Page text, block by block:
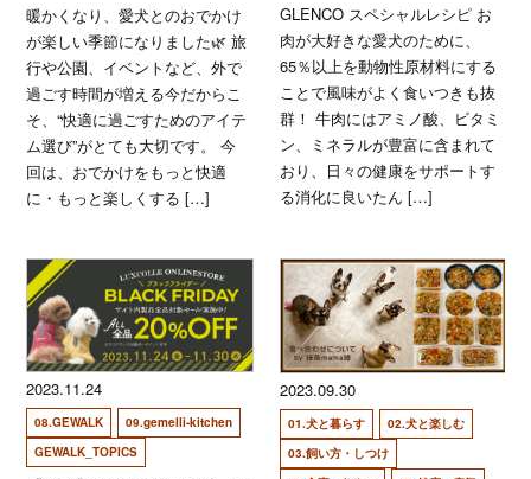
暖かくなり、愛犬とのおでかけ
が楽しい季節になりました🌿 旅
行や公園、イベントなど、外で
過ごす時間が増える今だからこ
そ、“快適に過ごすためのアイテ
ム選び”がとても大切です。 今
回は、おでかけをもっと快適
に・もっと楽しくする […]
GLENCO スペシャルレシピ お
肉が大好きな愛犬のために、
65％以上を動物性原材料にする
ことで風味がよく食いつきも抜
群！ 牛肉にはアミノ酸、ビタミ
ン、ミネラルが豊富に含まれて
おり、日々の健康をサポートす
る消化に良いたん […]
2023.11.24
08.GEWALK
09.gemelli-kitchen
GEWALK_TOPICS
2023.09.30
01.犬と暮らす
02.犬と楽しむ
03.飼い方・しつけ